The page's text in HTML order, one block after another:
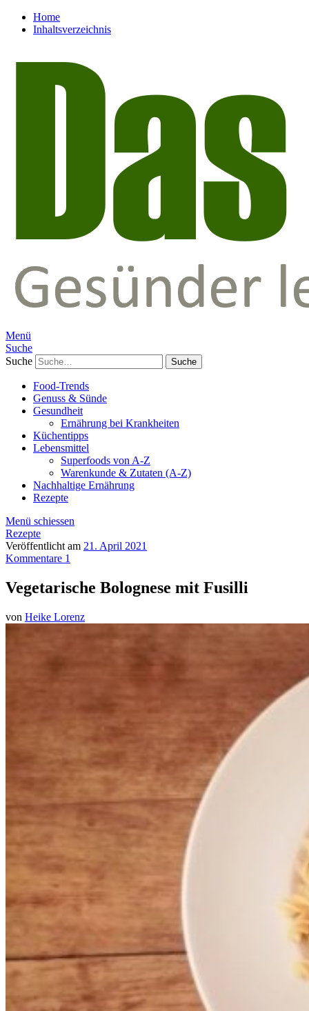
Home
Inhaltsverzeichnis
Menü
Suche
Suche
Food-Trends
Genuss & Sünde
Gesundheit
Ernährung bei Krankheiten
Küchentipps
Lebensmittel
Superfoods von A-Z
Warenkunde & Zutaten (A-Z)
Nachhaltige Ernährung
Rezepte
Menü schiessen
Rezepte
Veröffentlicht am 21. April 2021
Kommentare 1
Vegetarische Bolognese mit Fusilli
von Heike Lorenz